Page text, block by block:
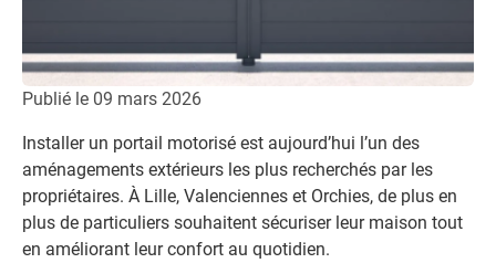
Publié le 09 mars 2026
Installer un portail motorisé est aujourd’hui l’un des
aménagements extérieurs les plus recherchés par les
propriétaires. À Lille, Valenciennes et Orchies, de plus en
plus de particuliers souhaitent sécuriser leur maison tout
en améliorant leur confort au quotidien.